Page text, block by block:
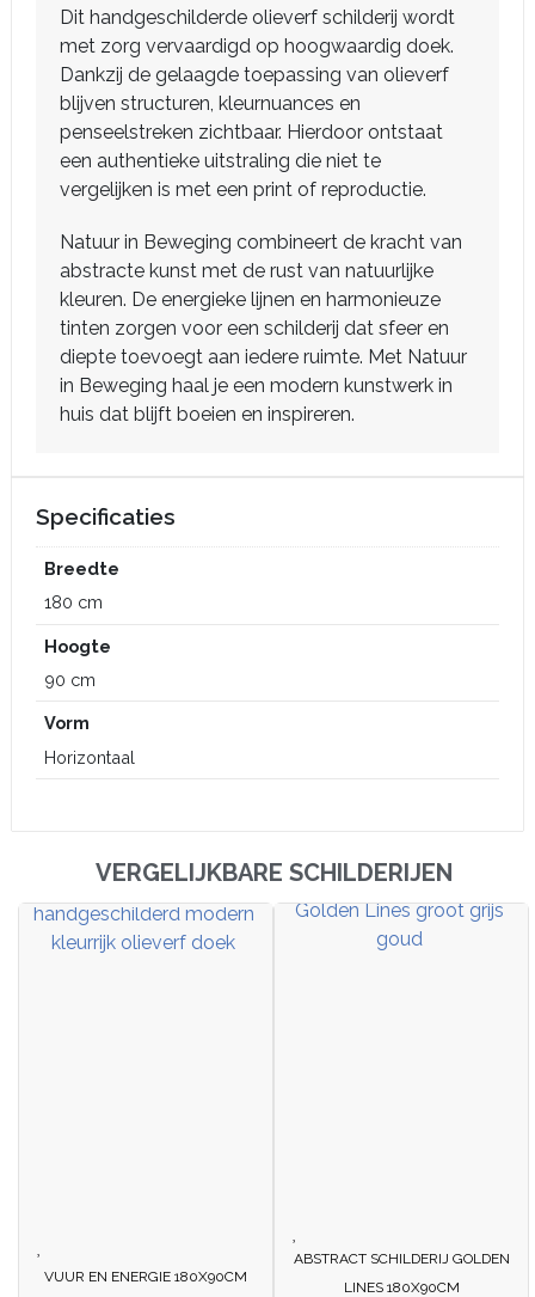
Dit handgeschilderde olieverf schilderij wordt
met zorg vervaardigd op hoogwaardig doek.
Dankzij de gelaagde toepassing van olieverf
blijven structuren, kleurnuances en
penseelstreken zichtbaar. Hierdoor ontstaat
een authentieke uitstraling die niet te
vergelijken is met een print of reproductie.
Natuur in Beweging combineert de kracht van
abstracte kunst met de rust van natuurlijke
kleuren. De energieke lijnen en harmonieuze
tinten zorgen voor een schilderij dat sfeer en
diepte toevoegt aan iedere ruimte. Met Natuur
in Beweging haal je een modern kunstwerk in
huis dat blijft boeien en inspireren.
Specificaties
Breedte
180 cm
Hoogte
90 cm
Vorm
Horizontaal
VERGELIJKBARE SCHILDERIJEN
VUUR EN ENERGIE 180X90CM
ABSTRACT SCHILDERIJ GOLDEN
LINES 180X90CM